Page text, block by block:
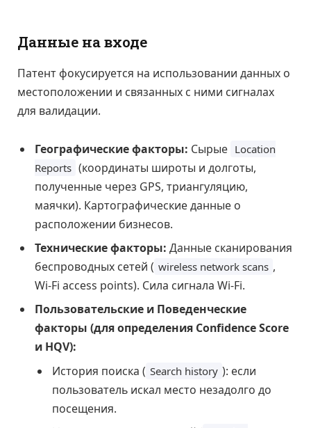
Данные на входе
Патент фокусируется на использовании данных о
местоположении и связанных с ними сигналах
для валидации.
Географические факторы: Сырые Location
Reports (координаты широты и долготы,
полученные через GPS, триангуляцию,
маячки). Картографические данные о
расположении бизнесов.
Технические факторы: Данные сканирования
беспроводных сетей ( wireless network scans ,
Wi-Fi access points). Сила сигнала Wi-Fi.
Пользовательские и Поведенческие
факторы (для определения Confidence Score
и HQV):
История поиска ( Search history ): если
пользователь искал место незадолго до
посещения.